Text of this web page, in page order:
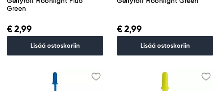
Green
€ 2,99
Lisää ostoskoriin
€ 2,99
Lisää ostoskoriin